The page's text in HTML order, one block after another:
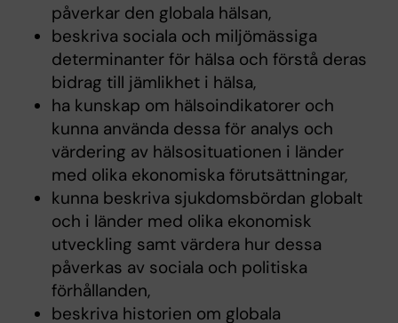
påverkar den globala hälsan,
beskriva sociala och miljömässiga
determinanter för hälsa och förstå deras
bidrag till jämlikhet i hälsa,
ha kunskap om hälsoindikatorer och
kunna använda dessa för analys och
värdering av hälsosituationen i länder
med olika ekonomiska förutsättningar,
kunna beskriva sjukdomsbördan globalt
och i länder med olika ekonomisk
utveckling samt värdera hur dessa
påverkas av sociala och politiska
förhållanden,
beskriva historien om globala